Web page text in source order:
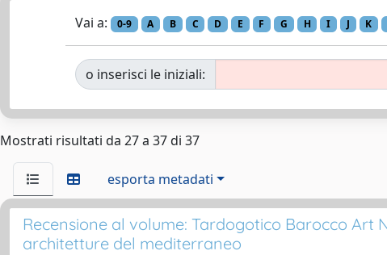
Vai a: 0-9 A B C D E F G H I J K
o inserisci le iniziali:
Mostrati risultati da 27 a 37 di 37
esporta metadati
Recensione al volume: Tardogotico Barocco Art
architetture del mediterraneo